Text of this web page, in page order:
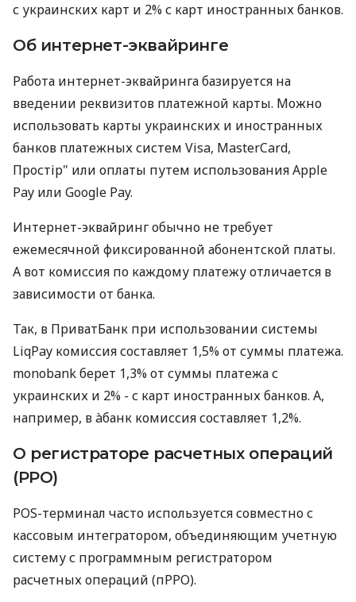
с украинских карт и 2% с карт иностранных банков.
Об интернет-эквайринге
Работа интернет-эквайринга базируется на
введении реквизитов платежной карты. Можно
использовать карты украинских и иностранных
банков платежных систем Visa, MasterCard,
Простір" или оплаты путем использования Apple
Pay или Google Pay.
Интернет-эквайринг обычно не требует
ежемесячной фиксированной абонентской платы.
А вот комиссия по каждому платежу отличается в
зависимости от банка.
Так, в ПриватБанк при использовании системы
LiqPay комиссия составляет 1,5% от суммы платежа.
monobank берет 1,3% от суммы платежа с
украинских и 2% - с карт иностранных банков. А,
например, в àбанк комиссия составляет 1,2%.
О регистраторе расчетных операций
(РРО)
POS-терминал часто используется совместно с
кассовым интегратором, объединяющим учетную
систему с программным регистратором
расчетных операций (пРРО).